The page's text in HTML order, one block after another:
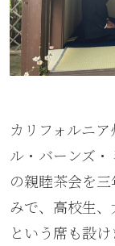
カリフォルニ
ル・バーンズ
の親睦茶会を
みで、高校生
という席も設